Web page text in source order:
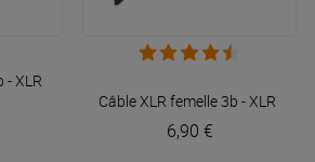
XLR mâle 3b 10m Easy
Câble XLR femelle 3b - XLR
6,90 €